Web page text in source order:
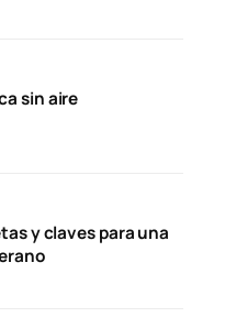
sin aire
y claves para una